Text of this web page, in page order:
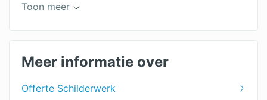
Kosten winterschilder
Wat kost een schilder?
Plafond schilderen kosten
Toon meer
Meer informatie over
Offerte Schilderwerk